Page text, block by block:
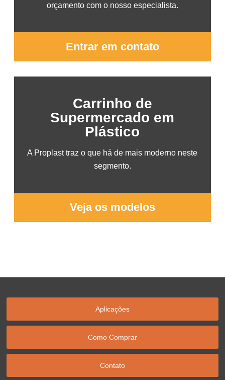
orçamento com o nosso especialista.
Entrar em contato
Carrinho de
Supermercado em
Plástico
A Proplast traz o que há de mais moderno neste
segmento.
Veja os modelos
Aplicações
Como Comprar
Contato